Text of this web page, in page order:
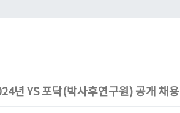
년 YS 포닥(박사후연구원) 공개 채용